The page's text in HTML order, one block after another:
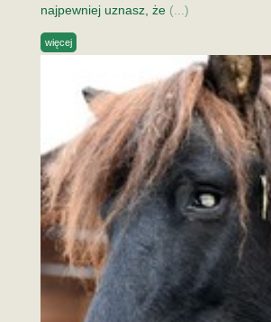
najpewniej uznasz, że (...)
więcej